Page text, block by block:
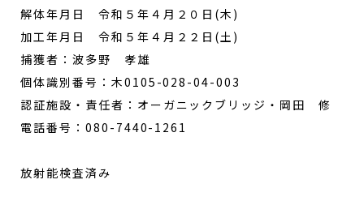
解体年月日 令和５年４月２０日(木)
加工年月日 令和５年４月２２日(土)
捕獲者：波多野 孝雄
個体識別番号：木0105-028-04-003
認証施設・責任者：オーガニックブリッジ・岡田 修
電話番号：080-7440-1261
放射能検査済み